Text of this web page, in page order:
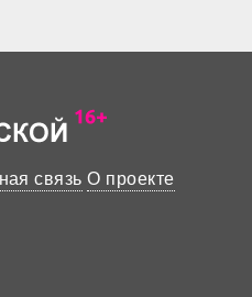
связь О проекте